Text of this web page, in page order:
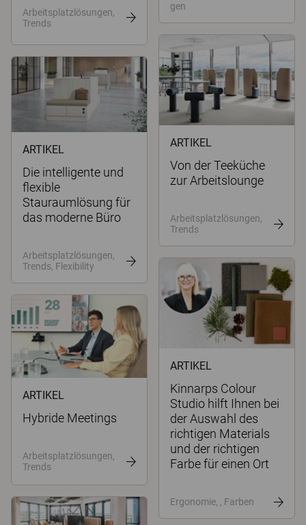
gen
Arbeitsplatzlösungen,
Trends
ARTIKEL
Von der Teeküche
zur Arbeitslounge
Arbeitsplatzlösungen,
Trends
ARTIKEL
Die intelligente und
flexible
Stauraumlösung für
das moderne Büro
Arbeitsplatzlösungen,
Trends, Flexibility
ARTIKEL
Kinnarps Colour
Studio hilft Ihnen bei
der Auswahl des
richtigen Materials
und der richtigen
Farbe für einen Ort
Ergonomie, , Farben
ARTIKEL
Hybride Meetings
Arbeitsplatzlösungen,
Trends